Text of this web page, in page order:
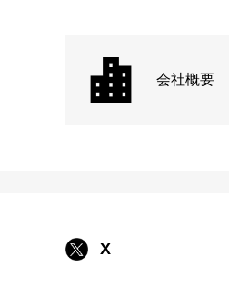
会社概要
X